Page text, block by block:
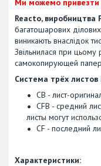
Ми можемо привезти
Reacto, виробництва
багатошарових
виникають внаслідок
Звільнилася при цьому
самокопирующей
Система трёх
CB - лист-
CFB - средний
листы могут
CF - последний
Характеристики: